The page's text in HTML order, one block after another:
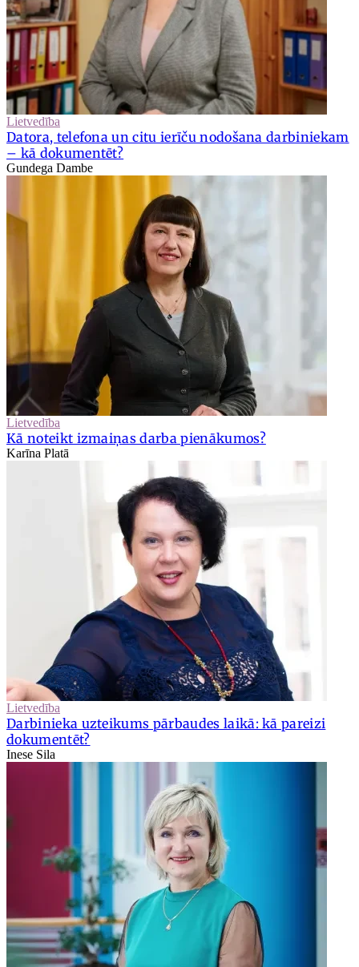
Lietvedība
Datora, telefona un citu ierīču nodošana darbiniekam
– kā dokumentēt?
Gundega Dambe
Lietvedība
Kā noteikt izmaiņas darba pienākumos?
Karīna Platā
Lietvedība
Darbinieka uzteikums pārbaudes laikā: kā pareizi
dokumentēt?
Inese Sila